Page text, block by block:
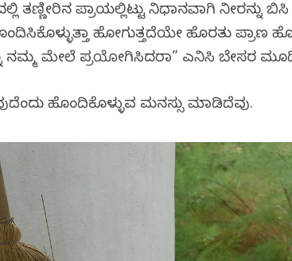
ತಣ್ಣೀರಿನ‌ ಪಾತ್ರೆಯಲ್ಲಿಟ್ಟು ನಿಧಾನವಾಗಿ ನೀರನ್ನು
ಹೋಗುತ್ತದೆಯೇ ಹೊರತು ಪ್ರಾಣ
ನಮ್ಮ ಮೇಲೆ ಪ್ರಯೋಗಿಸಿದರಾ” ಎನಿಸಿ ಬೇಸರ
ಹೊಂದಿಕೊಳ್ಳುವ ಮನಸ್ಸು ಮಾಡಿದೆವು.